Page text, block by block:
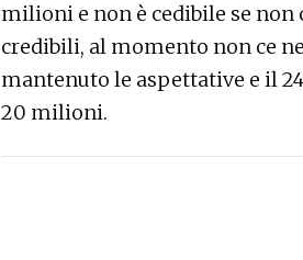
milioni e non è cedibile se
credibili, al momento non ce
mantenuto le aspettative e il
20 milioni.